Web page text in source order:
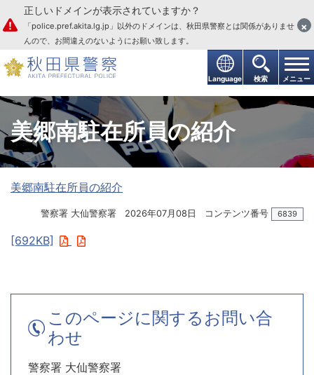
本文へ
Language 検索 メニュー
正しいドメインが表示されていますか？
「police.pref.akita.lg.jp」以外のドメインは、秋田県警察とは関係がありませ
んので、お間違えのないようにお願い致します。
×
美郷南駐在所員の紹介
美郷南駐在所員の紹介
警察署 大仙警察署 2026年07月08日 コンテンツ番号 6839
[692KB]
このページに関するお問い合
わせ
警察署 大仙警察署